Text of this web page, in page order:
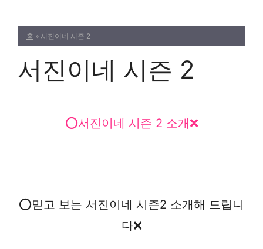
content
홈 » 서진이네 시즌 2
서진이네 시즌 2
⭕서진이네 시즌 2 소개❌
⭕믿고 보는 서진이네 시즌2 소개해 드립니
다❌